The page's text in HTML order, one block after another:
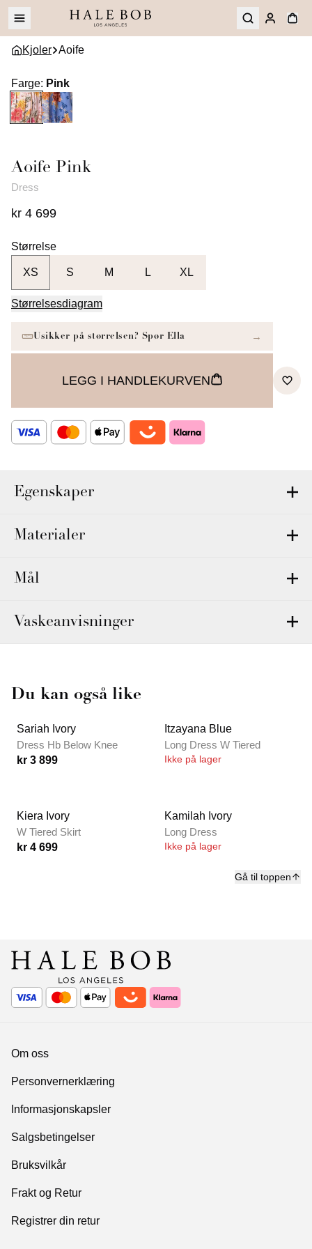
Kjoler Aoife
Farge: Pink
Aoife Pink
Dress
kr 4 699
Størrelse
XS S M L XL
Størrelsesdiagram
LEGG I HANDLEKURVEN
Egenskaper
Materialer
Mål
Vaskeanvisninger
Du kan også like
Gå til toppen
Sariah Ivory
Dress Hb Below Knee
kr 3 899
Itzayana Blue
Long Dress W Tiered
Ikke på lager
Kiera Ivory
W Tiered Skirt
kr 4 699
Kamilah Ivory
Long Dress
Ikke på lager
Om oss
Personvernerklæring
Informasjonskapsler
Salgsbetingelser
Bruksvilkår
Frakt og Retur
Registrer din retur